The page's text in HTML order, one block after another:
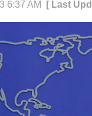
6:37 AM [ Last